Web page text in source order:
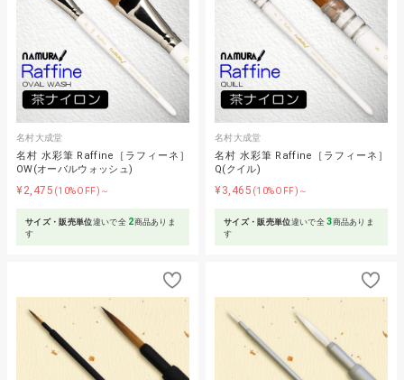
名村大成堂
名村 水彩筆 Raffine［ラフィーネ］
OW(オーバルウォッシュ)
¥2,475 (10%OFF)～
サイズ・販売単位違いで全 2商品ありま
す
名村大成堂
名村 水彩筆 Raffine［ラフィーネ］
Q(クイル)
¥3,465 (10%OFF)～
サイズ・販売単位違いで全3商品ありま
す